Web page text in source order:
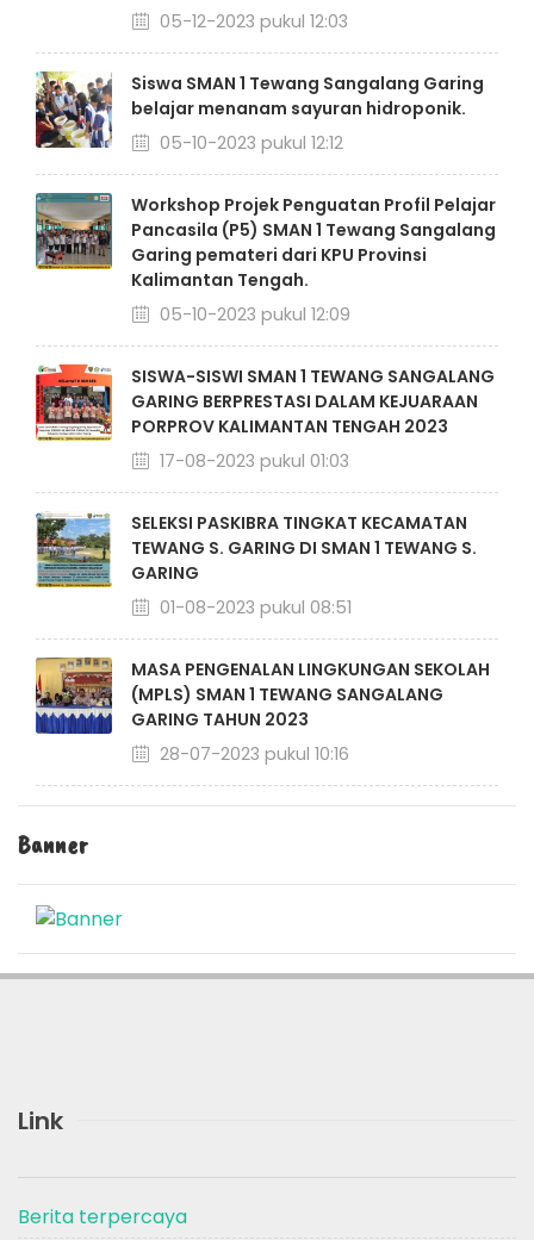
05-12-2023 pukul 12:03
Siswa SMAN 1 Tewang Sangalang Garing
belajar menanam sayuran hidroponik.
05-10-2023 pukul 12:12
Workshop Projek Penguatan Profil Pelajar
Pancasila (P5) SMAN 1 Tewang Sangalang
Garing pemateri dari KPU Provinsi
Kalimantan Tengah.
05-10-2023 pukul 12:09
SISWA-SISWI SMAN 1 TEWANG SANGALANG
GARING BERPRESTASI DALAM KEJUARAAN
PORPROV KALIMANTAN TENGAH 2023
17-08-2023 pukul 01:03
SELEKSI PASKIBRA TINGKAT KECAMATAN
TEWANG S. GARING DI SMAN 1 TEWANG S.
GARING
01-08-2023 pukul 08:51
MASA PENGENALAN LINGKUNGAN SEKOLAH
(MPLS) SMAN 1 TEWANG SANGALANG
GARING TAHUN 2023
28-07-2023 pukul 10:16
Banner
Link
Berita terpercaya